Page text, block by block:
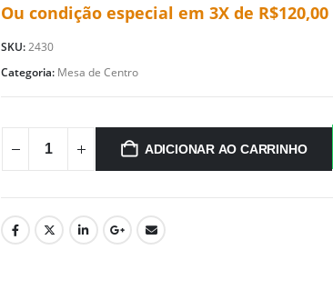
Ou condição especial em 3X de R$120,00
SKU:2430
Categoria: Mesa de Centro
ADICIONAR AO CARRINHO